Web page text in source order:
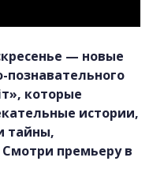
— новые
которые
истории,
тайны,
премьеру в